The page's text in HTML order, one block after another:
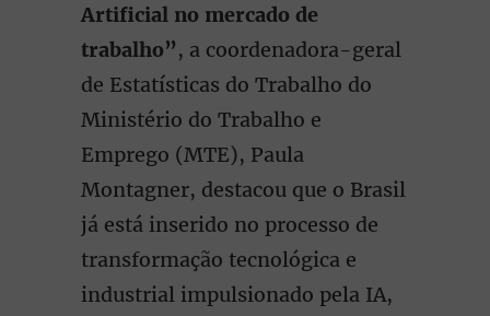
Artificial no mercado de
trabalho”, a coordenadora-geral
de Estatísticas do Trabalho do
Ministério do Trabalho e
Emprego (MTE), Paula
Montagner, destacou que o Brasil
já está inserido no processo de
transformação tecnológica e
industrial impulsionado pela IA,